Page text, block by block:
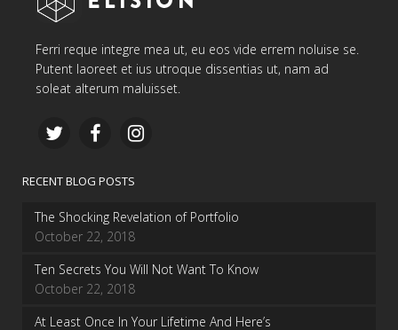
Ferri reque integre mea ut, eu eos vide errem noluise se.
Putent laoreet et ius utroque dissentias ut, nam ad
soleat alterum maluisset.
RECENT BLOG POSTS
The Shocking Revelation of Portfolio
October 22, 2018
Ten Secrets You Will Not Want To Know
October 22, 2018
At Least Once In Your Lifetime And Here’s